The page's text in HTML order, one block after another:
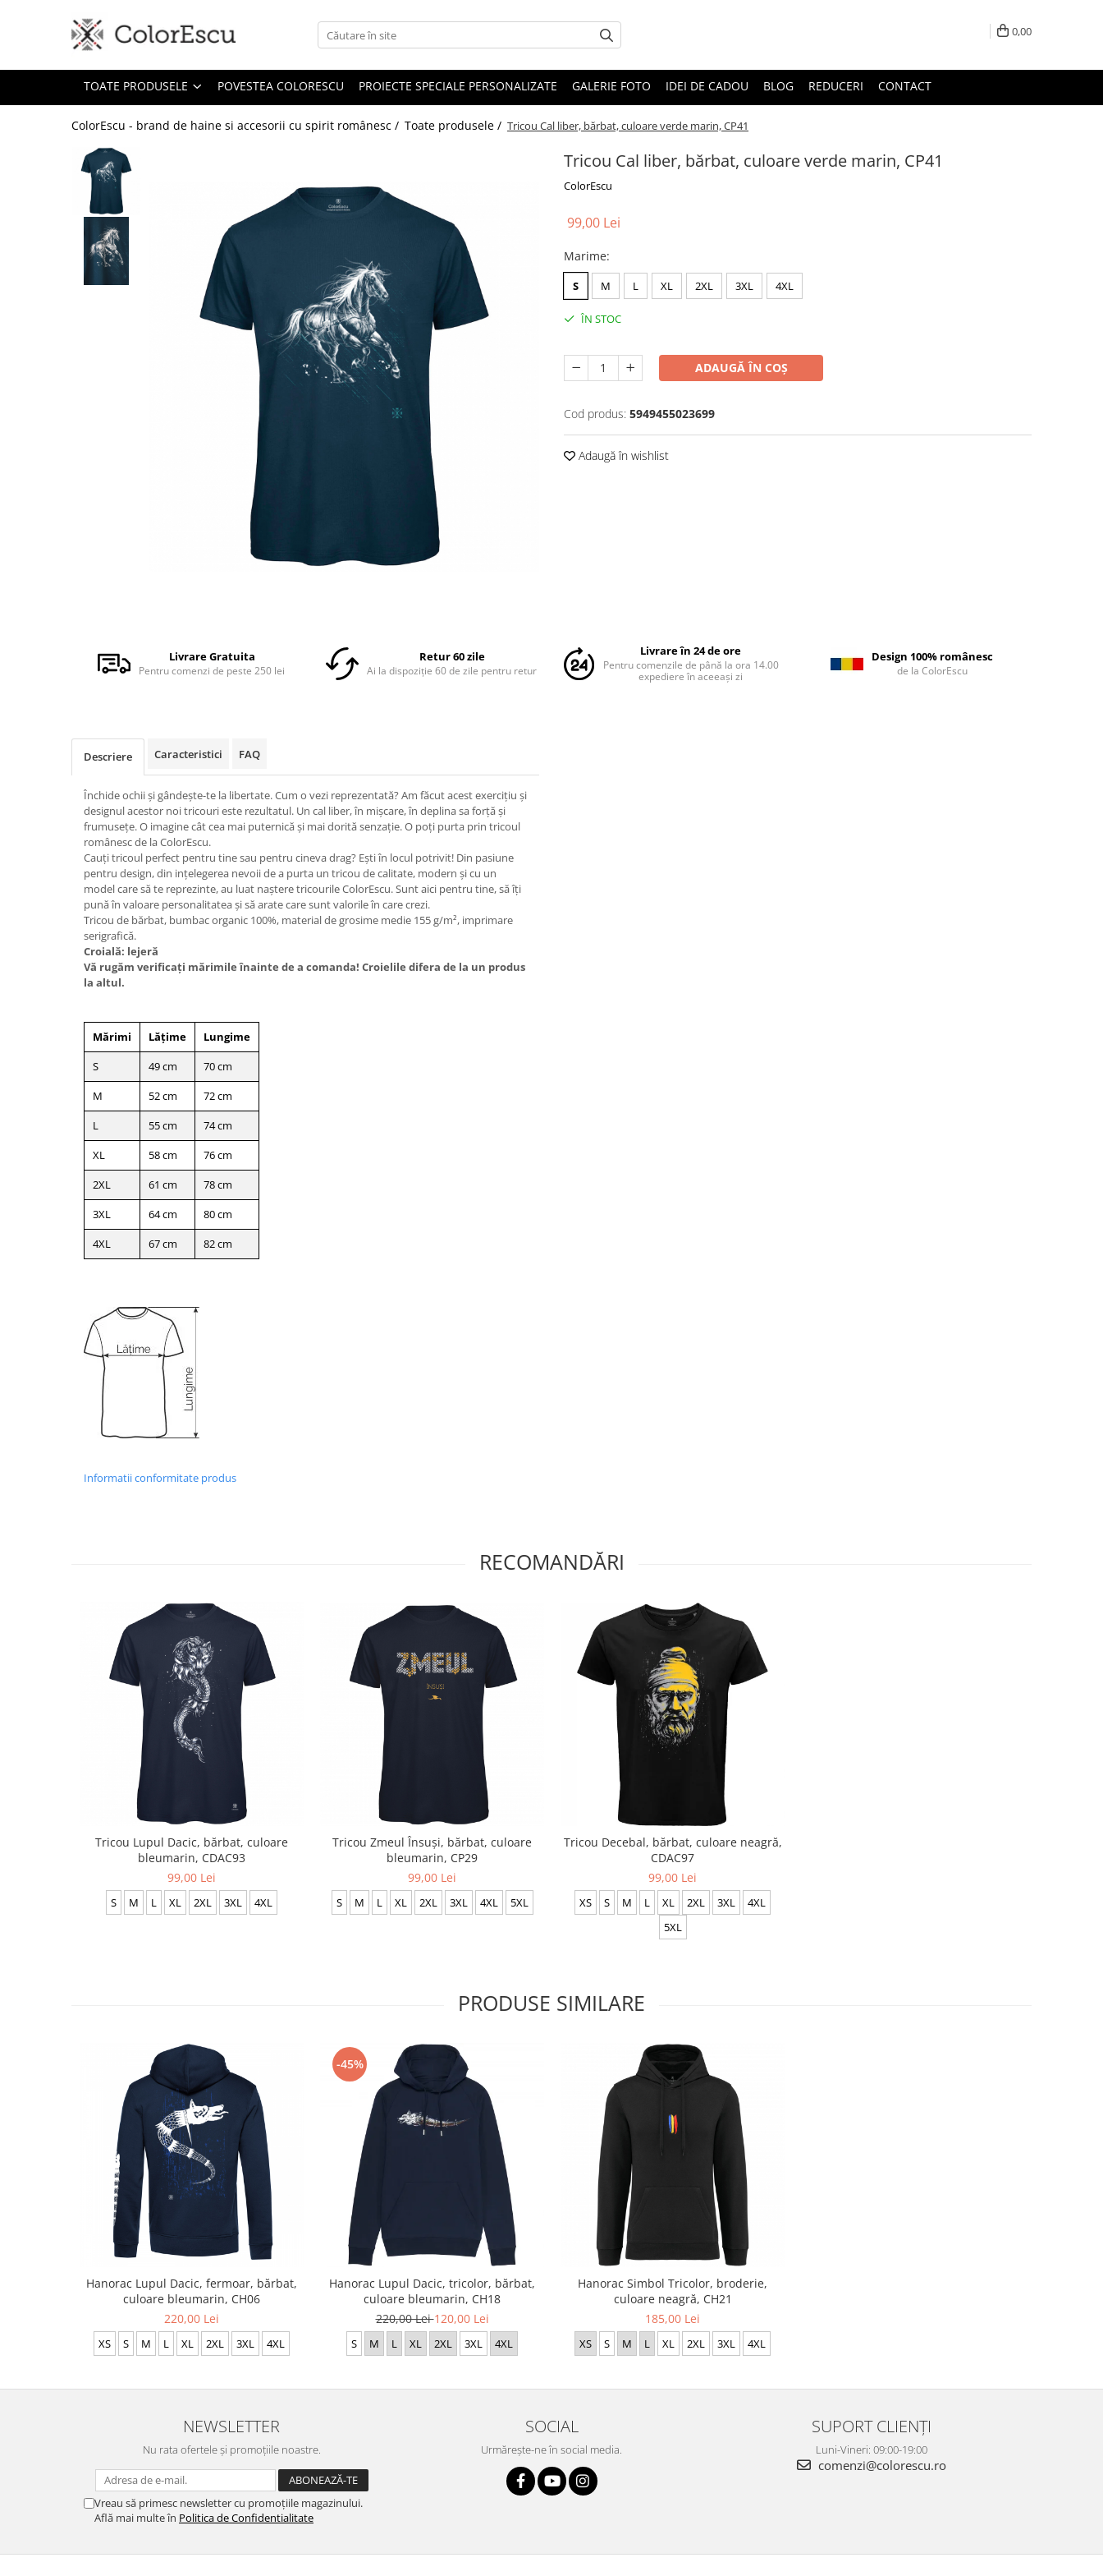
Toate produsele
Tricouri damă
Tricouri copii
Tricouri sport tehnice
Bluze si hanorace
Bluze si hanorace bărbați
Bluze si hanorace damă
Bluze de trening | Bluze tehnice
0,00
TOATE PRODUSELE POVESTEA COLORESCU PROIECTE SPECIALE PERSONALIZATE GALERIE FOTO IDEI DE CADOU BLOG REDUCERI CONTACT
ColorEscu - brand de haine si accesorii cu spirit românesc / Toate produsele / Tricou Cal liber, bărbat, culoare verde marin, CP41
Tricou Cal liber, bărbat, culoare verde marin, CP41
ColorEscu
Facebook
99,00 Lei
Marime:
S M L XL 2XL 3XL 4XL
ÎN STOC
ADAUGĂ ÎN COȘ
Cod produs: 5949455023699
Adaugă în wishlist
Livrare Gratuita
Pentru comenzi de peste 250 lei
Retur 60 zile
Ai la dispoziție 60 de zile pentru retur
Livrare în 24 de ore
Pentru comenzile de până la ora 14.00
expediere în aceeași zi
Design 100% românesc
de la ColorEscu
Descriere Caracteristici FAQ
Închide ochii și gândește-te la libertate. Cum o vezi reprezentată? Am făcut acest exercițiu și
designul acestor noi tricouri este rezultatul. Un cal liber, în mișcare, în deplina sa forță și
frumusețe. O imagine cât cea mai puternică și mai dorită senzație. O poți purta prin tricoul
românesc de la ColorEscu.
Cauţi tricoul perfect pentru tine sau pentru cineva drag? Eşti în locul potrivit! Din pasiune
pentru design, din inţelegerea nevoii de a purta un tricou de calitate, modern şi cu un
model care să te reprezinte, au luat naştere tricourile ColorEscu. Sunt aici pentru tine, să îţi
pună în valoare personalitatea şi să arate care sunt valorile în care crezi.
Tricou de bărbat, bumbac organic 100%, material de grosime medie 155 g/m², imprimare
serigrafică.
Croială: lejeră
Vă rugăm verificaţi mărimile înainte de a comanda! Croielile difera de la un produs
la altul.
Mărimi Lățime
Lungime
S
49 cm
70 cm
M
52 cm
72 cm
L
55 cm
74 cm
XL
58 cm
76 cm
2XL
61 cm
78 cm
3XL
64 cm
80 cm
4XL
67 cm 82 cm
Informatii conformitate produs
RECOMANDĂRI
Tricou Lupul Dacic, bărbat, culoare
bleumarin, CDAC93
99,00 Lei
S M L XL 2XL 3XL 4XL
Tricou Zmeul Însuși, bărbat, culoare
bleumarin, CP29
99,00 Lei
S M L XL 2XL 3XL 4XL 5XL
Tricou Decebal, bărbat, culoare neagră,
CDAC97
99,00 Lei
XS S M L XL 2XL 3XL
4XL
5XL
PRODUSE SIMILARE
Hanorac Lupul Dacic, fermoar, bărbat,
culoare bleumarin, CH06
220,00 Lei
XS S M L XL 2XL 3XL 4XL
-45%
Hanorac Lupul Dacic, tricolor, bărbat,
culoare bleumarin, CH18
220,00 Lei120,00 Lei
S M L XL 2XL 3XL 4XL
Hanorac Simbol Tricolor, broderie,
culoare neagră, CH21
185,00 Lei
XS S M L XL 2XL 3XL 4XL
NEWSLETTER
Nu rata ofertele și promoțiile noastre.
Vreau să primesc newsletter cu promoțiile magazinului.
Află mai multe în Politica de Confidentialitate
SOCIAL
Urmărește-ne în social media.
SUPORT CLIENȚI
Luni-Vineri: 09:00-19:00
comenzi@colorescu.ro